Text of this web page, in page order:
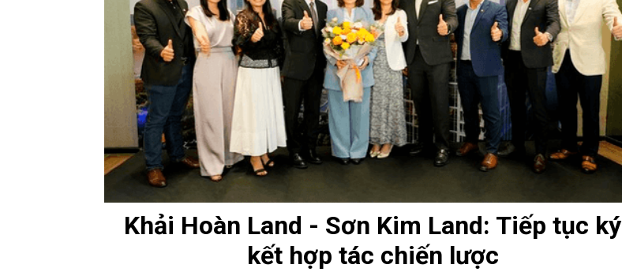
Khải Hoàn Land - Sơn Kim Land: Tiếp tục ký
kết hợp tác chiến lược